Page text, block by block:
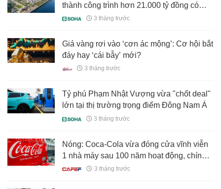
thành công trình hơn 21.000 tỷ đồng có
ballroom lớn nhất thế giới, soán ngôi
3 tháng trước
Giá vàng rơi vào ‘cơn ác mộng’: Cơ hội bắt
đáy hay ‘cái bẫy’ mới?
3 tháng trước
Tỷ phú Phạm Nhật Vượng vừa "chốt deal"
lớn tại thị trường trọng điểm Đông Nam Á
3 tháng trước
Nóng: Coca-Cola vừa đóng cửa vĩnh viễn
1 nhà máy sau 100 năm hoạt động, chính
thức khép lại chương lịch sử
3 tháng trước